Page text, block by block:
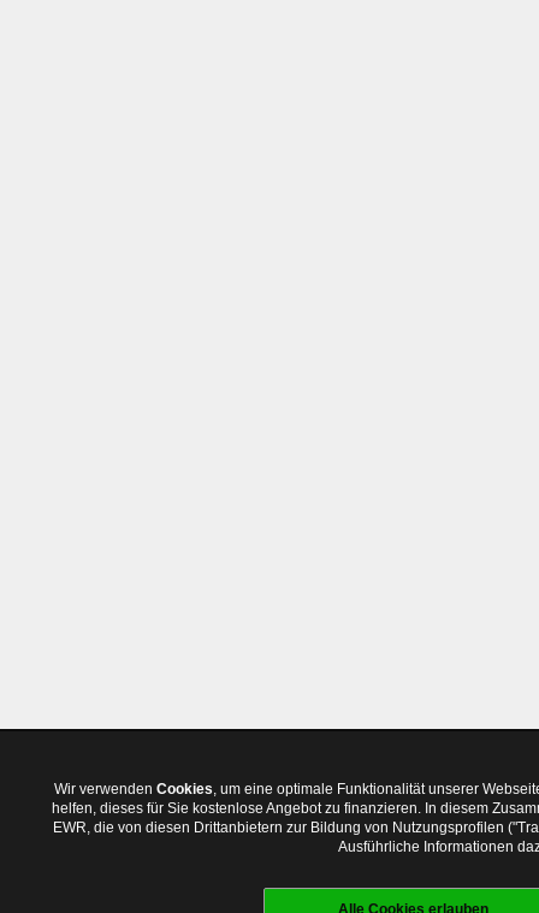
Wir verwenden Cookies, um eine optimale Funktionalität unserer
helfen, dieses für Sie kostenlose Angebot zu finanzieren. In diesem
EWR, die von diesen Drittanbietern zur Bildung von Nutzungsprofilen
Ausführliche Informationen
Alle Cookies erlauben